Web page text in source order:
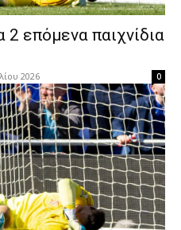
2 επόμενα παιχνίδια
2026 0